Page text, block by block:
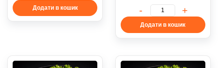
Додати в кошик
Додати в кошик